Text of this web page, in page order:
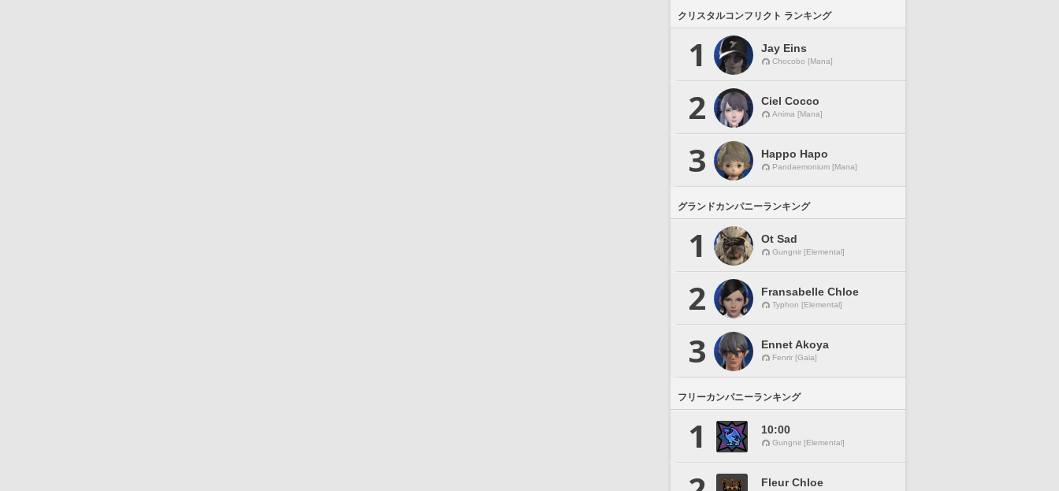
クリスタルコンフリクト ランキング
1 Jay Eins
Chocobo [Mana]
2 Ciel Cocco
Anima [Mana]
3 Happo Hapo
Pandaemonium [Mana]
グランドカンパニーランキング
1 Ot Sad
Gungnir [Elemental]
2 Fransabelle Chloe
Typhon [Elemental]
3 Ennet Akoya
Fenrir [Gaia]
フリーカンパニーランキング
1 10:00
Gungnir [Elemental]
Fleur Chloe